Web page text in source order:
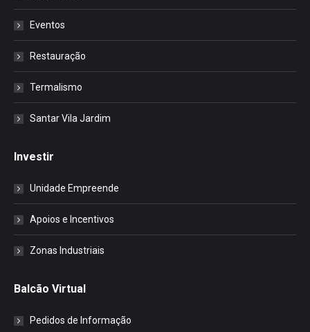
Eventos
Restauração
Termalismo
Santar Vila Jardim
Investir
Unidade Empreende
Apoios e Incentivos
Zonas Industriais
Balcão Virtual
Pedidos de Informação